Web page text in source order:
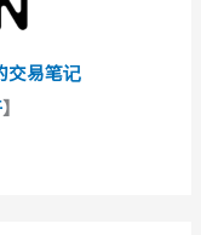
交易笔记
】